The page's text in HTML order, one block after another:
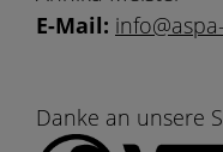
E-Mail:
Danke an unsere